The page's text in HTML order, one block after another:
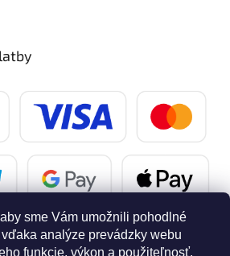
sme Vám umožnili pohodlné
analýze prevádzky webu
funkcie, výkon a použiteľnosť.